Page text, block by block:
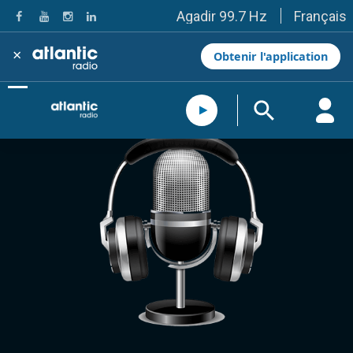
Agadir 99.7 Hz
Tanger 103.3 Hz
Tétouan 87.8 Hz
Fès 98.8 Hz
Meknès 97.2 Hz
El Jadida 97.3
Settat 104,6
Essaouira 96.6
Safi 92.3
Taza 103.0
Taounate 95.6
Tiznit 103.1
SkhourRhamna 92.2
Taroudant 104.9
Guelmim 91.9
Tan-Tan 95.2
Tafraout 104.9
Casablanca 92.5 Hz
Rabat, Salé 106.9 Hz
Français
× Obtenir l'application